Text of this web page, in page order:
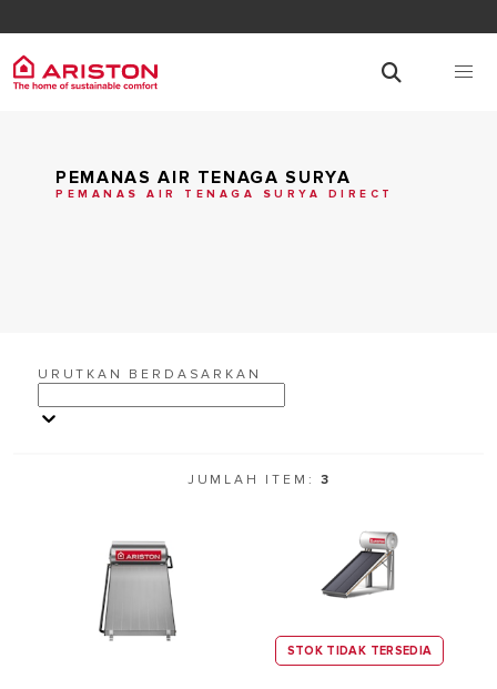
PEMANAS AIR TENAGA SURYA
PEMANAS AIR TENAGA SURYA DIRECT
URUTKAN BERDASARKAN
JUMLAH ITEM:3
STOK TIDAK TERSEDIA